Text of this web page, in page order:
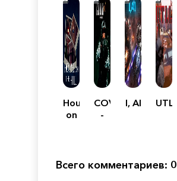
House
on
COVID
-
I, AI UTLL
Всего комментариев: 0